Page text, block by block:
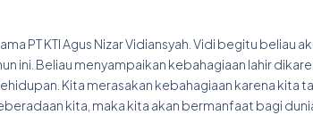
PT KTI Agus Nizar Vidiansyah. Vidi begitu beliau
ini. Beliau menyampaikan kebahagiaan lahir
Kita merasakan kebahagiaan karena kita
kita, maka kita akan bermanfaat bagi